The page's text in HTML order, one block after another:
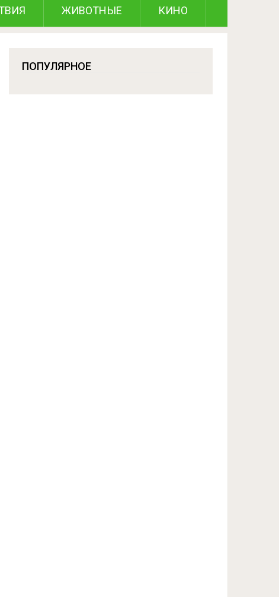
ЖИВОТНЫЕ КИНО
ПОПУЛЯРНОЕ